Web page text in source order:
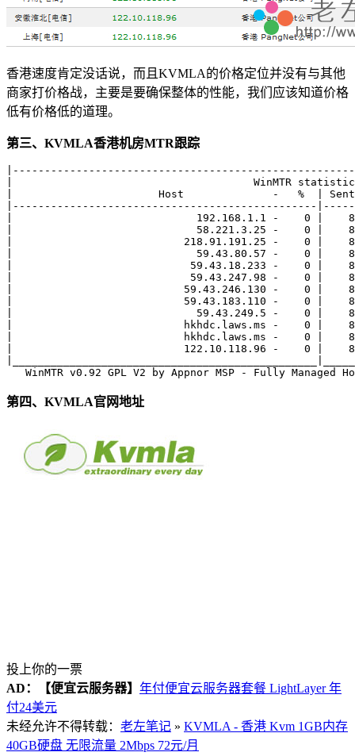
香港速度肯定没话说，而且KVMLA的价格定位并没有与其他
商家打价格战，主要是要确保整体的性能，我们应该知道价格
低有价格低的道理。
第三、KVMLA香港机房MTR跟踪
|                                      WinMTR
|                       Host              -   %  | Sent |
|------------------------------------------------
|                             192.168.1.1 -    0 |
|                             58.221.3.25 -    0 |
|                           218.91.191.25 -    0 |
|                             59.43.80.57 -    0 |
|                            59.43.18.233 -    0 |
|                            59.43.247.98 -    0 |
|                           59.43.246.130 -    0 |
|                           59.43.183.110 -    0 |
|                             59.43.249.5 -    0 |
|                           hkhdc.laws.ms -    0 |
|                           hkhdc.laws.ms -    0 |
|                           122.10.118.96 -    0 |
第四、KVMLA官网地址
投上你的一票
AD：
【便宜云服务器】 年付便宜云服务器套餐 LightLayer 年
付24美元
未经允许不得转载： 老左笔记 » KVMLA - 香港 Kvm 1GB内存
40GB硬盘 无限流量 2Mbps 72元/月